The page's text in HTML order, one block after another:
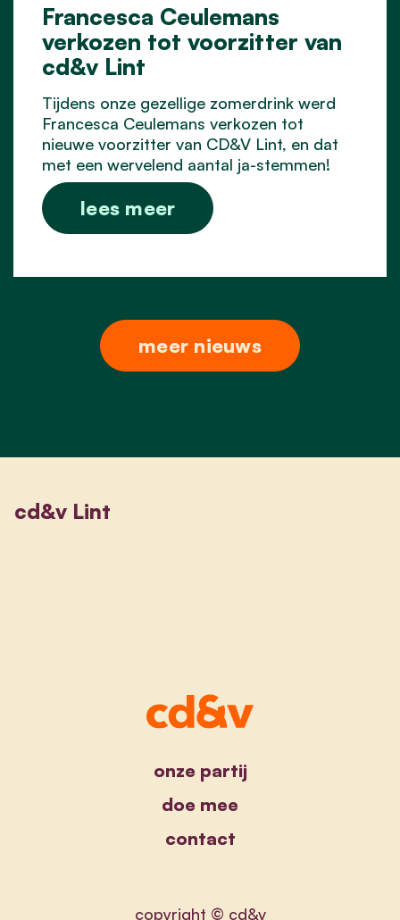
Francesca Ceulemans
verkozen tot voorzitter van
cd&v Lint
Tijdens onze gezellige zomerdrink werd
Francesca Ceulemans verkozen tot
nieuwe voorzitter van CD&V Lint, en dat
met een wervelend aantal ja-stemmen!
lees meer
meer nieuws
cd&v Lint
onze partij
doe mee
contact
copyright © cd&v